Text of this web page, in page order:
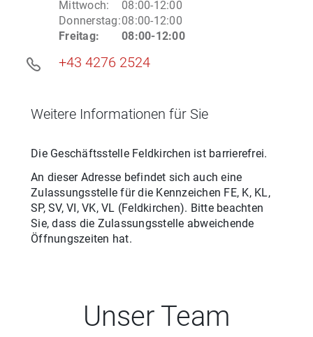
Mittwoch:
08:00-12:00
Donnerstag:08:00-12:00
Freitag: 08:00-12:00
+43 4276 2524
Weitere Informationen für Sie
Die Geschäftsstelle Feldkirchen ist barrierefrei.
An dieser Adresse befindet sich auch eine
Zulassungsstelle für die Kennzeichen FE, K, KL,
SP, SV, VI, VK, VL (Feldkirchen). Bitte beachten
Sie, dass die Zulassungsstelle abweichende
Öffnungszeiten hat.
Unser Team